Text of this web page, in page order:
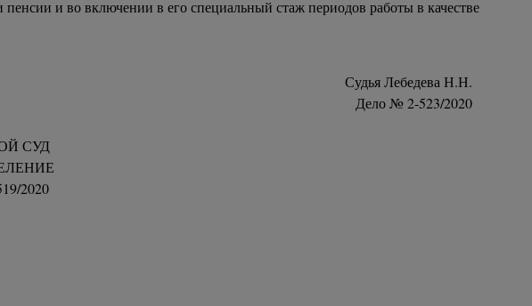
и во включении в его специальный стаж периодов работы в качестве
Судья Лебедева Н.Н.
Дело № 2-523/2020
СУД
2020